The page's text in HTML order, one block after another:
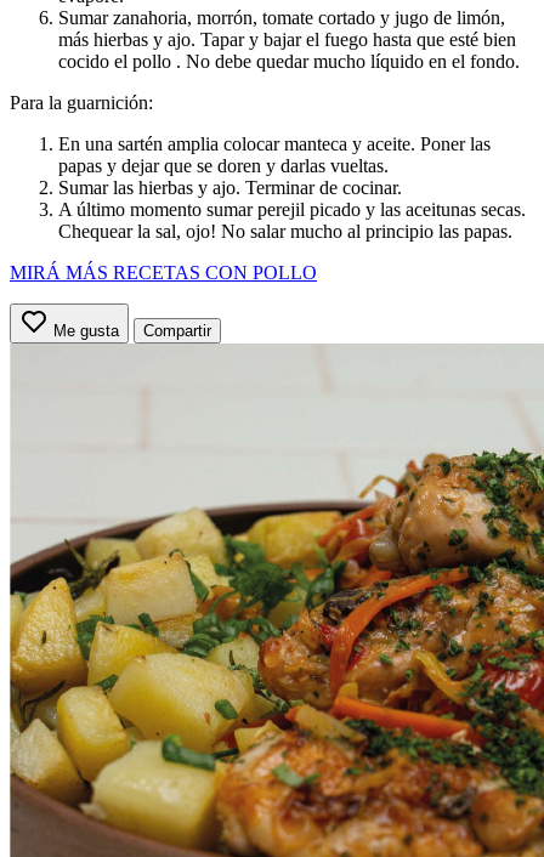
Sumar zanahoria, morrón, tomate cortado y jugo de limón,
más hierbas y ajo. Tapar y bajar el fuego hasta que esté bien
cocido el pollo . No debe quedar mucho líquido en el fondo.
Para la guarnición:
En una sartén amplia colocar manteca y aceite. Poner las
papas y dejar que se doren y darlas vueltas.
Sumar las hierbas y ajo. Terminar de cocinar.
A último momento sumar perejil picado y las aceitunas secas.
Chequear la sal, ojo! No salar mucho al principio las papas.
MIRÁ MÁS RECETAS CON POLLO
Me gusta Compartir